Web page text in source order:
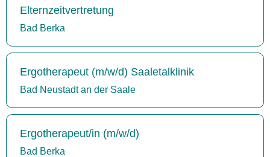
Elternzeitvertretung
Bad Berka
Ergotherapeut (m/w/d) Saaletalklinik
Bad Neustadt an der Saale
Ergotherapeut/in (m/w/d)
Bad Berka